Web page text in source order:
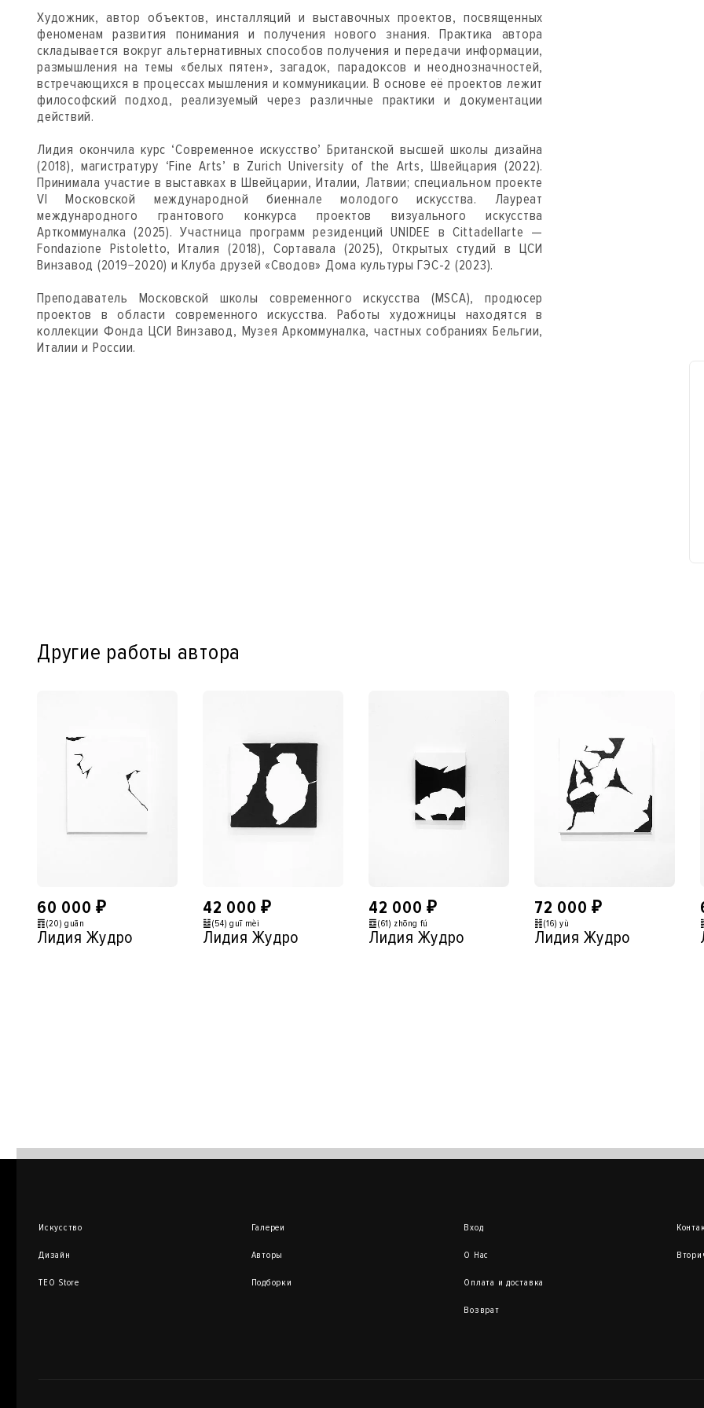
Художник, автор объектов, инсталляций и выставочных проектов, посвященных
феноменам развития понимания и получения нового знания. Практика автора
складывается вокруг альтернативных способов получения и передачи информации,
размышления на темы «белых пятен», загадок, парадоксов и неоднозначностей,
встречающихся в процессах мышления и коммуникации. В основе её проектов лежит
философский подход, реализуемый через различные практики и документации
действий.
Лидия окончила курс ‘Современное искусство’ Британской высшей школы дизайна
(2018), магистратуру ‘Fine Arts’ в Zurich University of the Arts, Швейцария (2022).
Принимала участие в выставках в Швейцарии, Италии, Латвии; специальном проекте
VI Московской международной биеннале молодого искусства. Лауреат
международного грантового конкурса проектов визуального искусства
Арткоммуналка (2025). Участница программ резиденций UNIDEE в Cittadellarte —
Fondazione Pistoletto, Италия (2018), Сортавала (2025), Открытых студий в ЦСИ
Винзавод (2019−2020) и Клуба друзей «Сводов» Дома культуры ГЭС-2 (2023).
Преподаватель Московской школы современного искусства (MSCA), продюсер
проектов в области современного искусства. Работы художницы находятся в
коллекции Фонда ЦСИ Винзавод, Музея Аркоммуналка, частных собраниях Бельгии,
Италии и России.
Другие работы автора
60 000₽
䷓(20) guān
Лидия Жудро
42 000₽
䷵(54) guī mèi
Лидия Жудро
42 000₽
䷼(61) zhōng fú
Лидия Жудро
72 000₽
䷏(16) yù
Лидия Жудро
Искусство
Дизайн
TEO Store
Галереи
Авторы
Подборки
Вход
О Нас
Оплата и доставка
Возврат